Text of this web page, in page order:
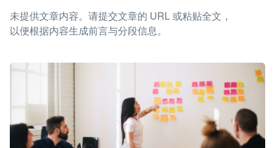
未提供文章内容。请提交文章的 URL 或粘贴全文，
以便根据内容生成前言与分段信息。